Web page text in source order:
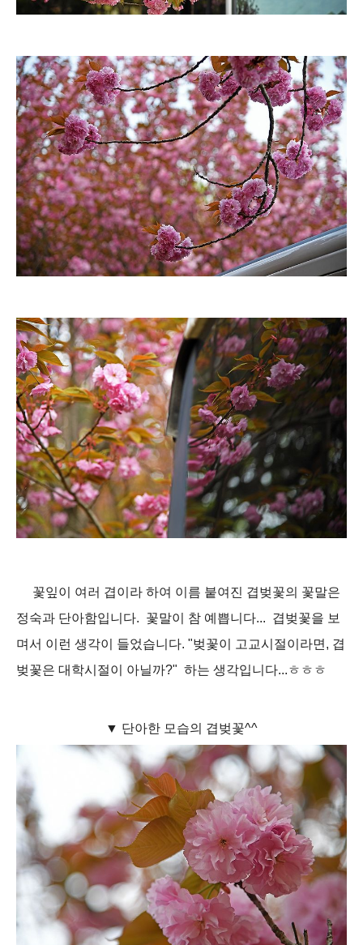
꽃잎이 여러 겹이라 하여 이름 붙여진 겹벚꽃의 꽃말은
정숙과 단아함입니다. 꽃말이 참 예쁩니다... 겹벚꽃을 보
며서 이런 생각이 들었습니다. "벚꽃이 고교시절이라면, 겹
벚꽃은 대학시절이 아닐까?" 하는 생각입니다...ㅎㅎㅎ
▼ 단아한 모습의 겹벚꽃^^